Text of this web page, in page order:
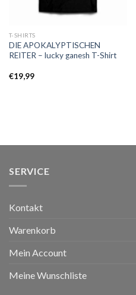
T-SHIRTS
DIE APOKALYPTISCHEN
REITER – lucky ganesh T-Shirt
€19,99
SERVICE
Kontakt
Warenkorb
Mein Account
Meine Wunschliste